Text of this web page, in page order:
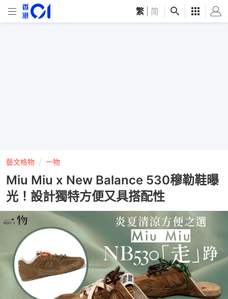
繁 简
藝文格物 一物
Miu Miu x New Balance 530穆勒鞋曝
光！設計獨特方便又具搭配性